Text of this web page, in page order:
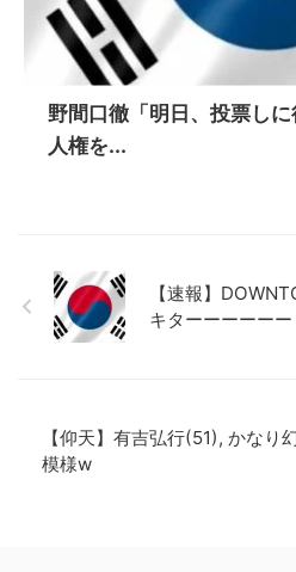
野間口徹「明日、投票し
人権を...
【速報】
キターーーーーー
【仰天】有吉弘行(51), かなり
模様w